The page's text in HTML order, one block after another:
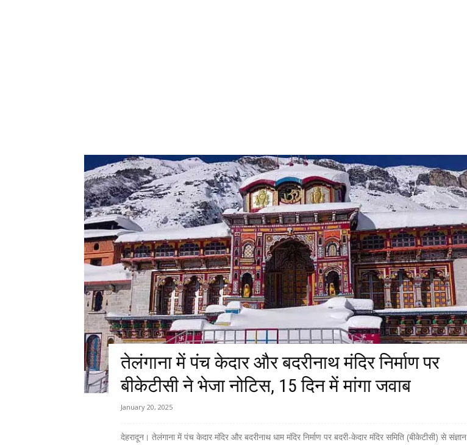
तेलंगाना में पंच केदार और बदरीनाथ मंदिर निर्माण पर
बीकेटीसी ने भेजा नोटिस, 15 दिन में मांगा जवाब
January 20, 2025
देहरादून। तेलंगाना में पंच केदार मंदिर और बदरीनाथ धाम मंदिर निर्माण पर बदरी-केदार मंदिर समिति (बीकेटीसी) से संज्ञान